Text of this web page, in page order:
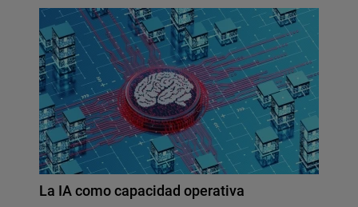
La IA como capacidad operativa